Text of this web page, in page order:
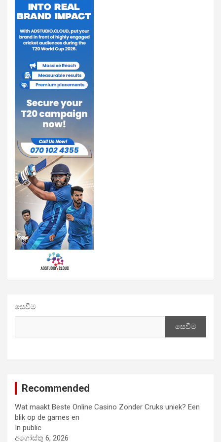
සෙවීම
සෙවීම
Recommended
Wat maakt Beste Online Casino Zonder Cruks uniek? Een
blik op de games en
In public
අගෝස්තු 6, 2026